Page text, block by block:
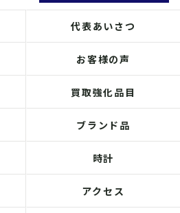
代表あいさつ
お客様の声
買取強化品目
ブランド品
時計
アクセス